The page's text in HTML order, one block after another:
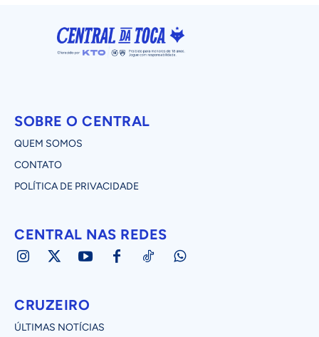
SOBRE O CENTRAL
QUEM SOMOS
CONTATO
POLÍTICA DE PRIVACIDADE
CENTRAL NAS REDES
CRUZEIRO
ÚLTIMAS NOTÍCIAS